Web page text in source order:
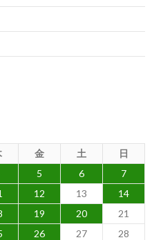
金 土
日
5 6
7
12 13
14
19 20
21
26 27 28